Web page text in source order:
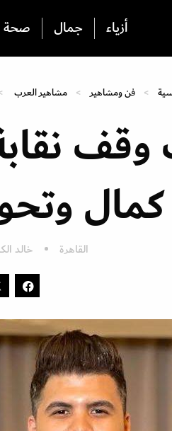
أزياء جمال صحة
فن ومشاهير مشاهير العرب
كمال
القاهرة خالد